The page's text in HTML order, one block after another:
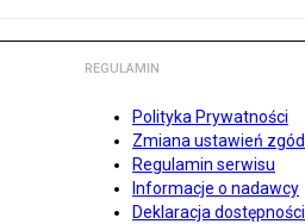
REGULAMIN
Polityka Prywatności
Zmiana ustawień zgód
Regulamin serwisu
Informacje o nadawcy
Deklaracja dostępności